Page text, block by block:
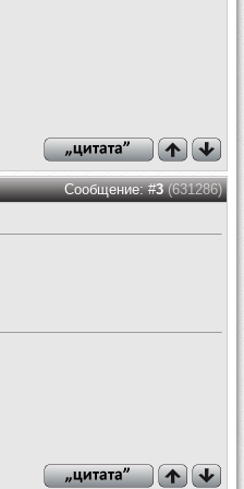
Сообщение: #3(631286)